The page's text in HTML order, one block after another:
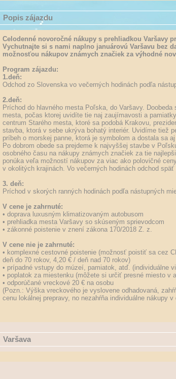
Popis zájazdu
Celodenné novoročné nákupy s prehliadkou Varšavy
Vychutnajte si s nami naplno januárovú Varšavu bez
možnosťou nákupov známych značiek za výhodné
Program zájazdu:
1.deň:
Odchod zo Slovenska vo večerných hodinách podľa
2.deň:
Príchod do hlavného mesta Poľska, do Varšavy.
mesta, počas ktorej uvidíte tie naj zaujímavosti a
centrum Starého mesta, ktoré sa podobá Krakovu,
stavba, ktorá v sebe ukrýva bohatý interiér. Uvidíme tiež
príbeh o morskej panne, ktorá je symbolom a dostala sa
Po dobrom obede sa prejdeme k najvyššej stavbe v
osobného času na nákupy známych značiek za tie
ponúka veľa možností nákupov za viac ako polovičné
v okolitých krajinách. Vo večerných hodinách odchod späť
3. deň:
Príchod v skorých ranných hodinách podľa nástupných
V cene je zahrnuté:
• doprava luxusným klimatizovaným autobusom
• prehliadka mesta Varšavy so skúseným sprievodcom
• zákonné poistenie v znení zákona 170/2018 Z. z.
V cene nie je zahrnuté:
• komplexné cestovné poistenie (možnosť poistiť sa cez
deň do 70 rokov, 4,20 € / deň nad 70 rokov)
• prípadné vstupy do múzeí, pamiatok, atď. (individuálne
• poplatok za miestenku (môžete si určiť presné miesto v
• odporúčané vreckové 20 € na osobu
(Pozn.: Výška vreckového je vyslovene odhadovaná,
cenu lokálnej prepravy, no nezahŕňa individuálne nákupy
Varšava